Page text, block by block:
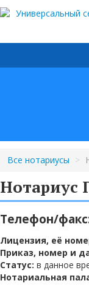
Все нотариусы >
Нотариус
Телефон/
Лицензия, её
Приказ, номер и
Статус: в данное
Нотариальная